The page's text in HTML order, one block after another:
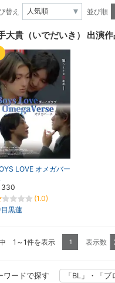
替え
並び順
大貴（いでだいき） 出演
LOVE オメガバー
330
(1.0)
黒蓮
1～1件を表示 1 表示数
ワードで探す 「BL」・「